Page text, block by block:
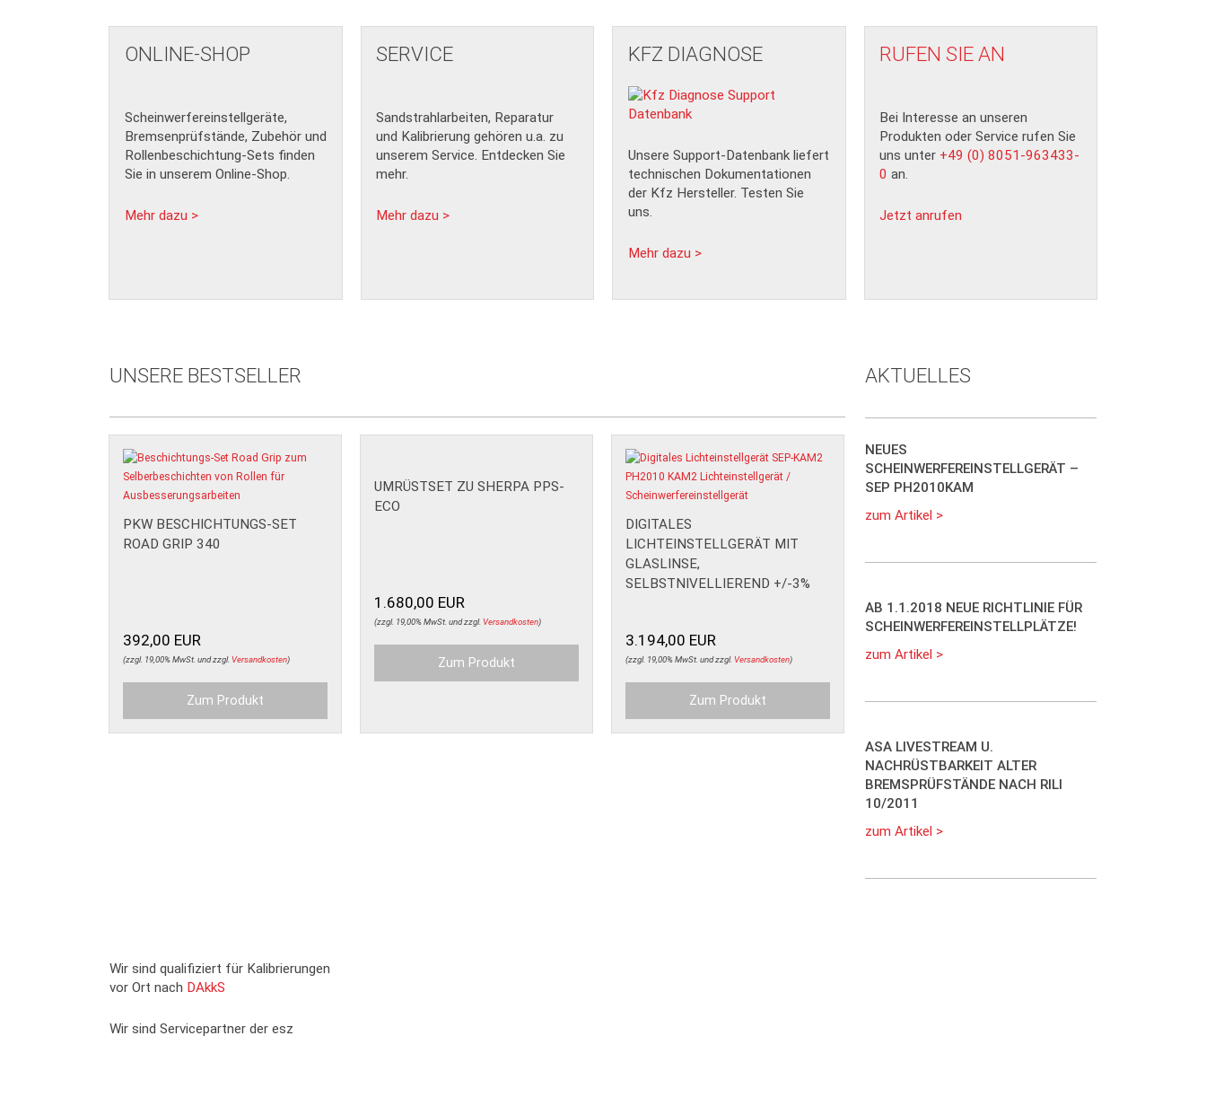
ONLINE-SHOP
Scheinwerfereinstellgeräte,
Bremsenprüfstände, Zubehör und
Rollenbeschichtung-Sets finden
Sie in unserem Online-Shop.
Mehr dazu >
SERVICE
Sandstrahlarbeiten, Reparatur
und Kalibrierung gehören u.a. zu
unserem Service. Entdecken Sie
mehr.
Mehr dazu >
KFZ DIAGNOSE
Unsere Support-Datenbank liefert
technischen Dokumentationen
der Kfz Hersteller. Testen Sie
uns.
Mehr dazu >
RUFEN SIE AN
Bei Interesse an unseren
Produkten oder Service rufen Sie
uns unter +49 (0) 8051-963433-
0 an.
Jetzt anrufen
UNSERE BESTSELLER
PKW BESCHICHTUNGS-SET
ROAD GRIP 340
392,00 EUR
(zzgl. 19,00% MwSt. und zzgl. Versandkosten)
Zum Produkt
UMRÜSTSET ZU SHERPA PPS-
ECO
1.680,00 EUR
(zzgl. 19,00% MwSt. und zzgl.Versandkosten)
Zum Produkt
DIGITALES
LICHTEINSTELLGERÄT MIT
GLASLINSE,
SELBSTNIVELLIEREND +/-3%
3.194,00 EUR
(zzgl. 19,00% MwSt. und zzgl.Versandkosten)
Zum Produkt
AKTUELLES
NEUES
SCHEINWERFEREINSTELLGERÄT –
SEP PH2010KAM
zum Artikel >
AB 1.1.2018 NEUE RICHTLINIE FÜR
SCHEINWERFEREINSTELLPLÄTZE!
zum Artikel >
ASA LIVESTREAM U.
NACHRÜSTBARKEIT ALTER
BREMSPRÜFSTÄNDE NACH RILI
10/2011
zum Artikel >
Wir sind qualifiziert für Kalibrierungen
vor Ort nach DAkkS
Wir sind Servicepartner der esz